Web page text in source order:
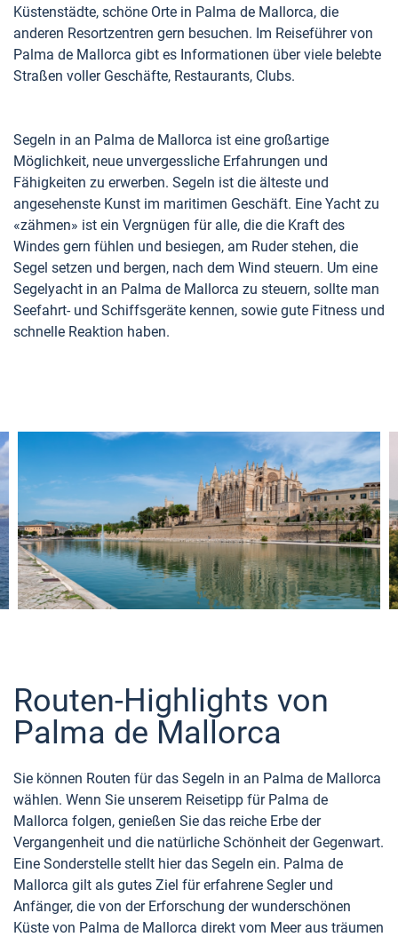
Küstenstädte, schöne Orte in Palma de Mallorca, die
anderen Resortzentren gern besuchen. Im Reiseführer von
Palma de Mallorca gibt es Informationen über viele belebte
Straßen voller Geschäfte, Restaurants, Clubs.
Segeln in an Palma de Mallorca ist eine großartige
Möglichkeit, neue unvergessliche Erfahrungen und
Fähigkeiten zu erwerben. Segeln ist die älteste und
angesehenste Kunst im maritimen Geschäft. Eine Yacht zu
«zähmen» ist ein Vergnügen für alle, die die Kraft des
Windes gern fühlen und besiegen, am Ruder stehen, die
Segel setzen und bergen, nach dem Wind steuern. Um eine
Segelyacht in an Palma de Mallorca zu steuern, sollte man
Seefahrt- und Schiffsgeräte kennen, sowie gute Fitness und
schnelle Reaktion haben.
Routen-Highlights von
Palma de Mallorca
Sie können Routen für das Segeln in an Palma de Mallorca
wählen. Wenn Sie unserem Reisetipp für Palma de
Mallorca folgen, genießen Sie das reiche Erbe der
Vergangenheit und die natürliche Schönheit der Gegenwart.
Eine Sonderstelle stellt hier das Segeln ein. Palma de
Mallorca gilt als gutes Ziel für erfahrene Segler und
Anfänger, die von der Erforschung der wunderschönen
Küste von Palma de Mallorca direkt vom Meer aus träumen